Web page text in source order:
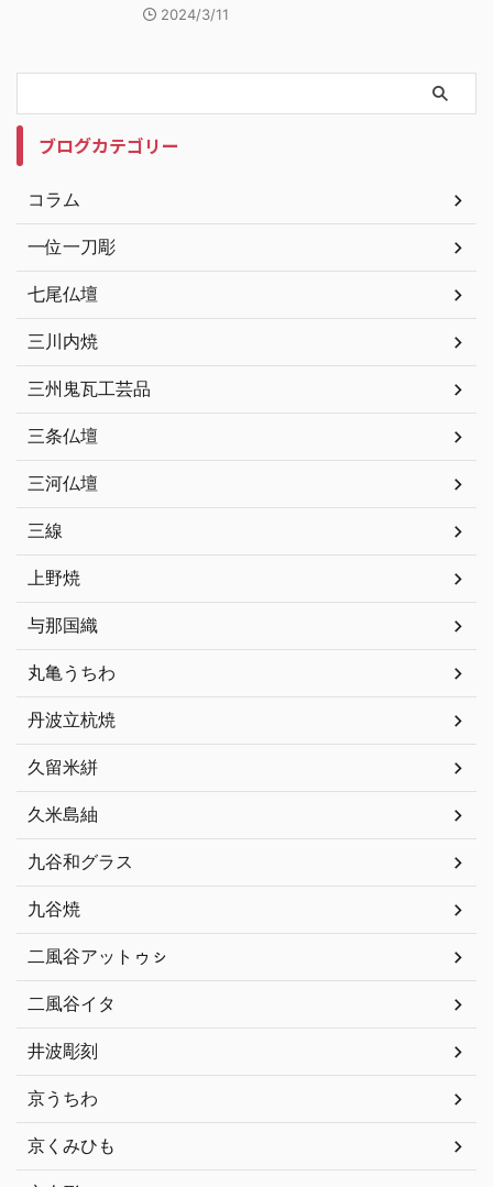
2024/3/11
ブログカテゴリー
コラム
一位一刀彫
七尾仏壇
三川内焼
三州鬼瓦工芸品
三条仏壇
三河仏壇
三線
上野焼
与那国織
丸亀うちわ
丹波立杭焼
久留米絣
久米島紬
九谷和グラス
九谷焼
二風谷アットゥㇱ
二風谷イタ
井波彫刻
京うちわ
京くみひも